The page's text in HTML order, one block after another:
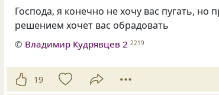
Господа, я конечно не хочу вас пугать, но
решением хочет вас обрадовать
© Владимир Кудрявцев 2 2219
19